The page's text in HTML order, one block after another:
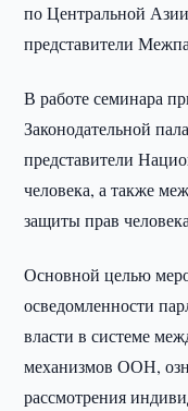
по Центральной
представители
В работе семинара
Законодательной
представители
человека, а также
защиты прав
Основной целью
осведомленности
власти в системе
механизмов ООН,
рассмотрения